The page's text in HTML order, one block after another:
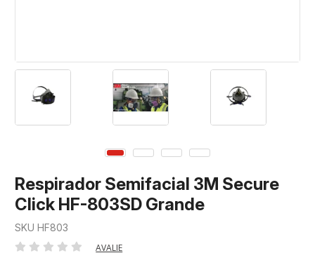
Respirador Semifacial 3M Secure
Click HF-803SD Grande
SKU HF803
AVALIE